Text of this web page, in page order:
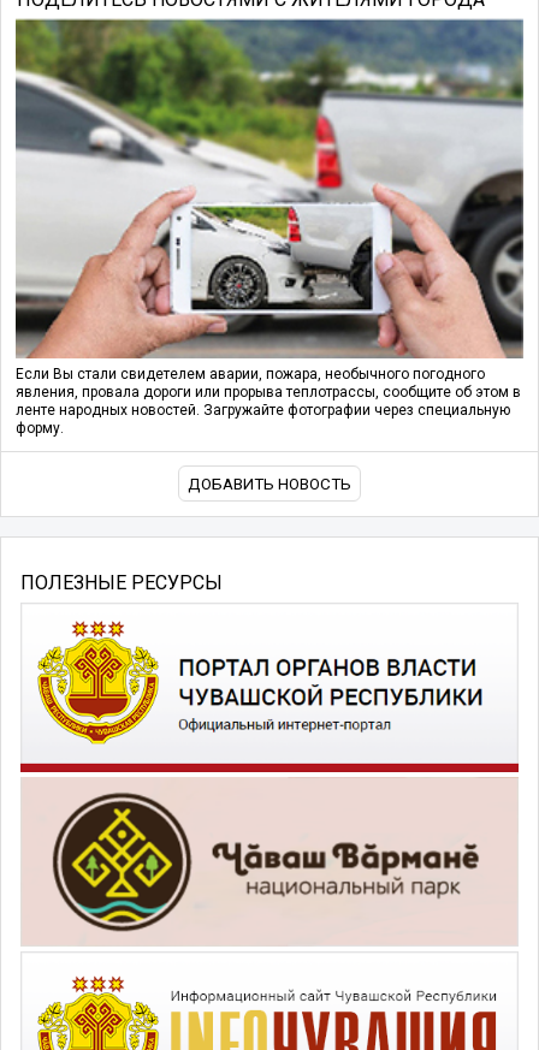
Если Вы стали свидетелем аварии, пожара, необычного погодного
явления, провала дороги или прорыва теплотрассы, сообщите об этом в
ленте народных новостей. Загружайте фотографии через специальную
форму.
ДОБАВИТЬ НОВОСТЬ
ПОЛЕЗНЫЕ РЕСУРСЫ